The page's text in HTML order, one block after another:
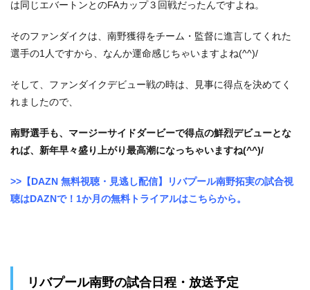
は同じエバートンとのFAカップ３回戦だったんですよね。
そのファンダイクは、南野獲得をチーム・監督に進言してくれた
選手の1人ですから、なんか運命感じちゃいますよね(^^)/
そして、ファンダイクデビュー戦の時は、見事に得点を決めてく
れましたので、
南野選手も、マージーサイドダービーで得点の鮮烈デビューとな
れば、新年早々盛り上がり最高潮になっちゃいますね(^^)/
>>【DAZN 無料視聴・見逃し配信】リバプール南野拓実の試合視
聴はDAZNで！1か月の無料トライアルはこちらから。
リバプール南野の試合日程・放送予定